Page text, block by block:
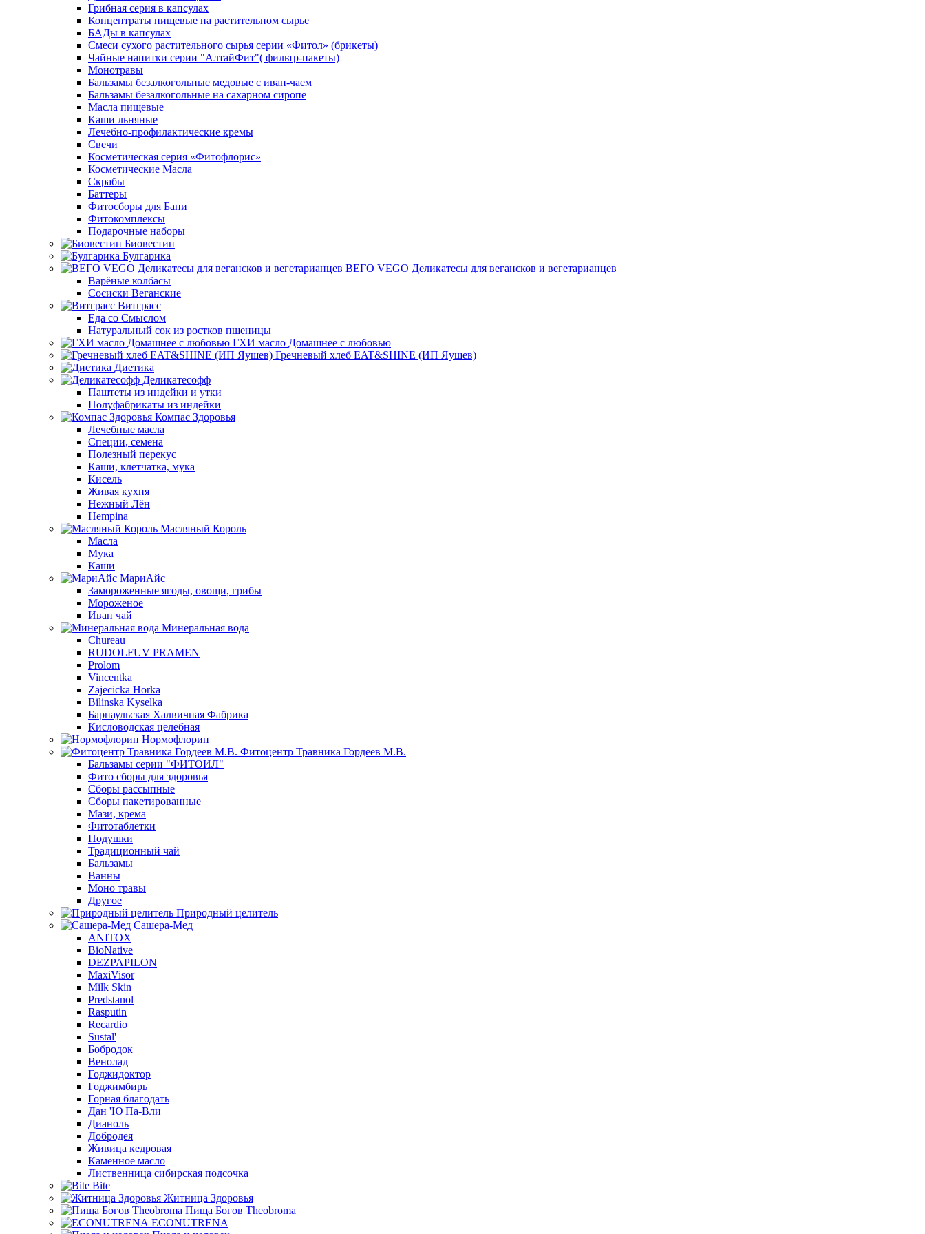
Грибная серия в капсулах
Концентраты пищевые на растительном сырье
БАДы в капсулах
Смеси сухого растительного сырья серии «Фитол» (брикеты)
Чайные напитки серии "АлтайФит"( фильтр-пакеты)
Монотравы
Бальзамы безалкогольные медовые с иван-чаем
Бальзамы безалкогольные на сахарном сиропе
Масла пищевые
Каши льняные
Лечебно-профилактические кремы
Свечи
Косметическая серия «Фитофлорис»
Косметические Масла
Скрабы
Баттеры
Фитосборы для Бани
Фитокомплексы
Подарочные наборы
Биовестин
Булгарика
ВЕГО VEGO Деликатесы для вегансков и вегетарианцев
Варёные колбасы
Сосиски Веганские
Витграсс
Еда со Смыслом
Натуральный сок из ростков пшеницы
ГХИ масло Домашнее с любовью
Гречневый хлеб EAT&SHINE (ИП Яушев)
Диетика
Деликатесофф
Паштеты из индейки и утки
Полуфабрикаты из индейки
Компас Здоровья
Лечебные масла
Специи, семена
Полезный перекус
Каши, клетчатка, мука
Кисель
Живая кухня
Нежный Лён
Hempina
Масляный Король
Масла
Мука
Каши
МариАйс
Замороженные ягоды, овощи, грибы
Мороженое
Иван чай
Минеральная вода
Chureau
RUDOLFUV PRAMEN
Prolom
Vincentka
Zajecicka Horka
Bilinska Kyselka
Барнаульская Халвичная Фабрика
Кисловодская целебная
Нормофлорин
Фитоцентр Травника Гордеев М.В.
Бальзамы серии "ФИТОИЛ"
Фито сборы для здоровья
Сборы рассыпные
Сборы пакетированные
Мази, крема
Фитотаблетки
Подушки
Традиционный чай
Бальзамы
Ванны
Моно травы
Другое
Природный целитель
Сашера-Мед
ANITOX
BioNative
DEZPAPILON
MaxiVisor
Milk Skin
Predstanol
Rasputin
Recardio
Sustal'
Бобродок
Венолад
Годжидоктор
Годжимбирь
Горная благодать
Дан 'Ю Па-Вли
Дианоль
Добродея
Живица кедровая
Каменное масло
Лиственница сибирская подсочка
Bite
Житница Здоровья
Пища Богов Theobroma
ECONUTRENA